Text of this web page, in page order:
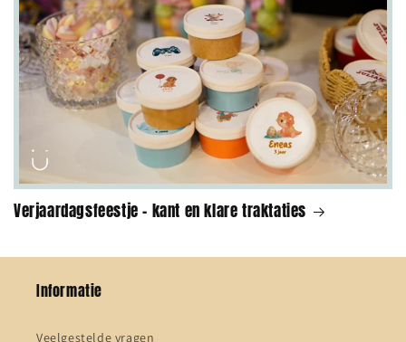
Verjaardagsfeestje - kant en klare traktaties
Informatie
Veelgestelde vragen